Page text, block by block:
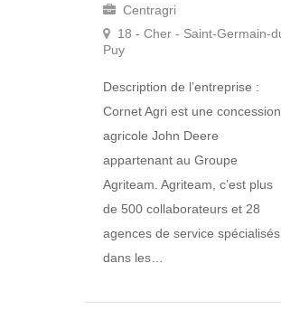
Centragri
18 - Cher - Saint-Germain-
Puy
Description de l’entreprise :
Cornet Agri est une concession
agricole John Deere
appartenant au Groupe
Agriteam. Agriteam, c’est plus
de 500 collaborateurs et 28
agences de service spécialisés
dans les…